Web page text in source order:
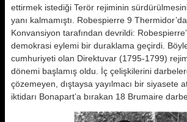
ettirmek istediği Terör rejiminin
yanı kalmamıştı. Robespierre 9
Konvansiyon tarafından devrildi:
demokrasi eylemi bir duraklama geçirdi.
cumhuriyeti olan Direktuvar (1795-1799)
dönemi başlamış oldu. İç çelişkilerini
çözemeyen, dıştaysa yayılmacı bir siyasete
iktidarı Bonapart’a bırakan 18 Brumaire